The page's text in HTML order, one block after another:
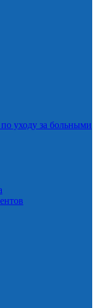
уходу за больными